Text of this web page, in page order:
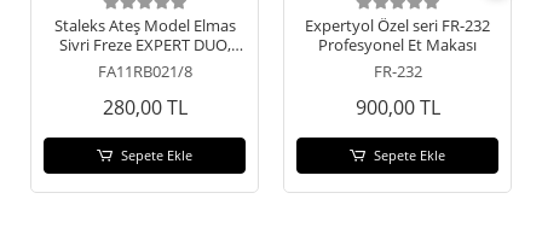
Staleks Ateş Model Elmas
Sivri Freze EXPERT DUO,
Kırmızı-mavi, 0.21/8
FA11RB021/8
280,00 TL
Sepete Ekle
Expertyol Özel seri FR-232
Profesyonel Et Makası
FR-232
900,00 TL
Sepete Ekle